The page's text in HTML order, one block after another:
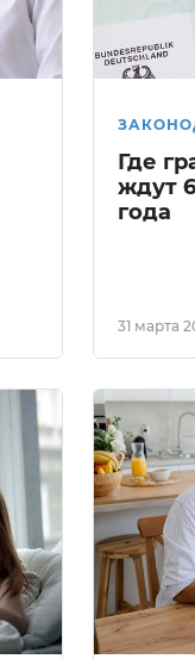
Где
ждут
года
31 марта